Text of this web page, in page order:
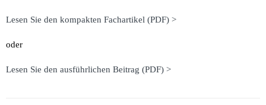
Lesen Sie den kompakten Fachartikel (PDF) >
oder
Lesen Sie den ausführlichen Beitrag (PDF) >